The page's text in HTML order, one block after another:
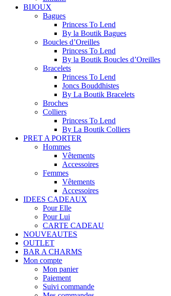
BIJOUX
Bagues
Princess To Lend
By la Boutik Bagues
Boucles d’Oreilles
Princess To Lend
By la Boutik Boucles d’Oreilles
Bracelets
Princess To Lend
Joncs Bouddhistes
By La Boutik Bracelets
Broches
Colliers
Princess To Lend
By La Boutik Colliers
PRET A PORTER
Hommes
Vêtements
Accessoires
Femmes
Vêtements
Accessoires
IDEES CADEAUX
Pour Elle
Pour Lui
CARTE CADEAU
NOUVEAUTES
OUTLET
BAR A CHARMS
Mon compte
Mon panier
Paiement
Suivi commande